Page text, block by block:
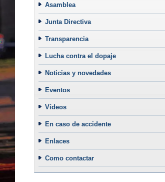
Asamblea
Junta Directiva
Transparencia
Lucha contra el dopaje
Noticias y novedades
Eventos
Vídeos
En caso de accidente
Enlaces
Como contactar